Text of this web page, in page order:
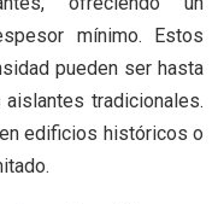
mínimo. Estos
pueden ser hasta
tradicionales.
edificios históricos o